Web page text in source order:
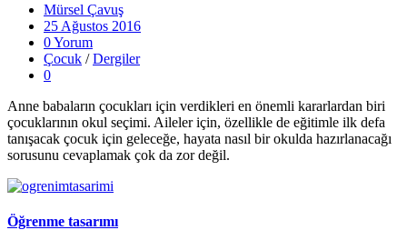
Mürsel Çavuş
25 Ağustos 2016
0 Yorum
Çocuk /Dergiler
0
Anne babaların çocukları için verdikleri en önemli kararlardan biri
çocuklarının okul seçimi. Aileler için, özellikle de eğitimle ilk defa
tanışacak çocuk için geleceğe, hayata nasıl bir okulda hazırlanacağı
sorusunu cevaplamak çok da zor değil.
Öğrenme tasarımı